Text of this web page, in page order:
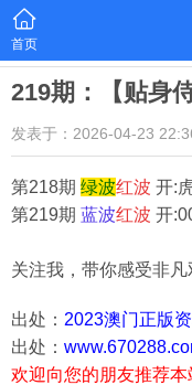
首页
219期：【贴身
发表于：2026-04-23
第218期 绿波红波 开:
第219期 蓝波红波 开
关注我，带你感受非凡
出处： 2023澳门正版
出处：
欢迎向您的朋友推荐本